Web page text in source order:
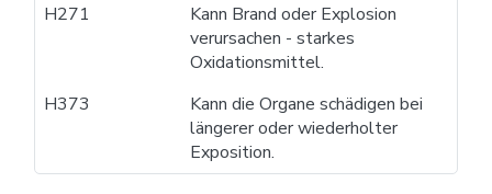
H271
Kann Brand oder Explosion
verursachen - starkes
Oxidationsmittel.
H373
Kann die Organe schädigen bei
längerer oder wiederholter
Exposition.